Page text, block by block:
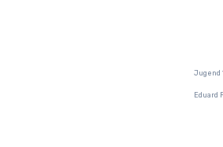
Jugend
Eduard